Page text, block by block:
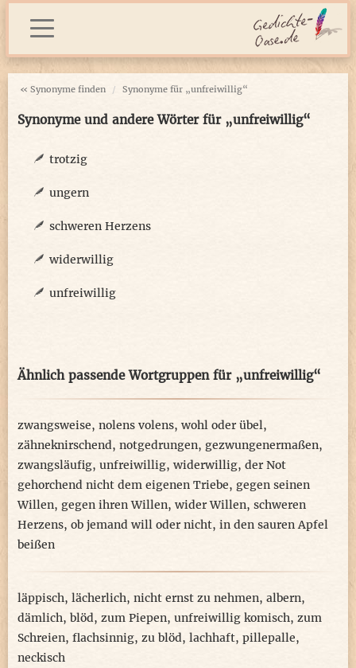
« Synonyme finden Synonyme für „unfreiwillig“
Synonyme und andere Wörter für „unfreiwillig“
trotzig
ungern
schweren Herzens
widerwillig
unfreiwillig
Ähnlich passende Wortgruppen für „unfreiwillig“
zwangsweise, nolens volens, wohl oder übel,
zähneknirschend, notgedrungen, gezwungenermaßen,
zwangsläufig, unfreiwillig, widerwillig, der Not
gehorchend nicht dem eigenen Triebe, gegen seinen
Willen, gegen ihren Willen, wider Willen, schweren
Herzens, ob jemand will oder nicht, in den sauren Apfel
beißen
läppisch, lächerlich, nicht ernst zu nehmen, albern,
dämlich, blöd, zum Piepen, unfreiwillig komisch, zum
Schreien, flachsinnig, zu blöd, lachhaft, pillepalle,
neckisch